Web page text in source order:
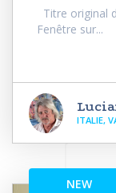
Titre original
Fenêtre sur...
ITALIE,
NEW